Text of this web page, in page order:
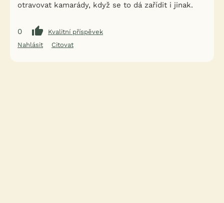
otravovat kamarády, když se to dá zařídit i jinak.
0
Kvalitní příspěvek
Nahlásit
Citovat